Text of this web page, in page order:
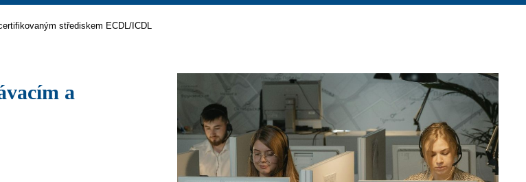
Kariéra
střediskem ECDL/ICDL